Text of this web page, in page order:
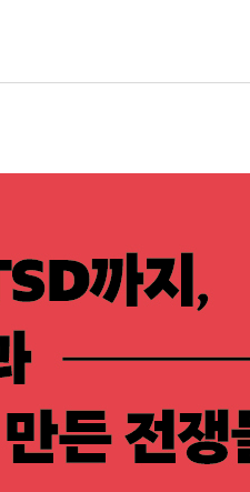
병 | 괴혈병을 이겨라 | 각
좋은 퀴닌 유도체 | 군의관
감 바이러스의 규명과 백신